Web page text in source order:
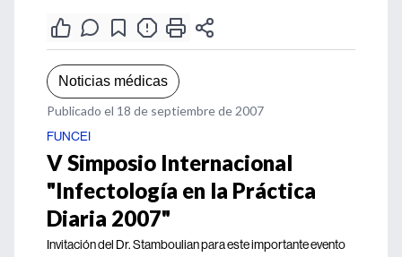
Noticias médicas
Publicado el 18 de septiembre de 2007
FUNCEI
V Simposio Internacional
"Infectología en la Práctica
Diaria 2007"
Invitación del Dr. Stamboulian para este importante evento